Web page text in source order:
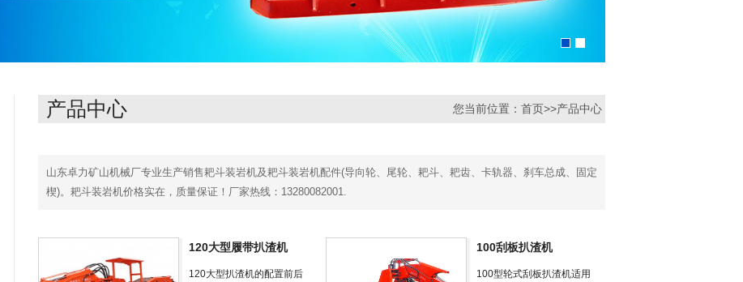
您当前位置： 首页>>产品中心
产品中心
山东卓力矿山机械厂专业生产销售耙斗装岩机及耙斗装岩机配件(导向轮、尾轮、耙斗、耙齿、卡轨器、刹车总成、固定
楔)。耙斗装岩机价格实在，质量保证！厂家热线：13280082001.
120大型履带扒渣机
120大型扒渣机的配置前后
100刮板扒渣机
100型轮式刮板扒渣机适用